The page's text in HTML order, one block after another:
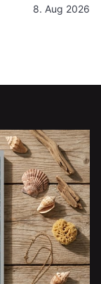
8. Aug 2026